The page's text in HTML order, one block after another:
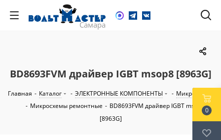
BD8693FVM драйвер IGBT msop8 [8963G]
Главная - Каталог - ЭЛЕКТРОННЫЕ КОМПОНЕНТЫ - Микросхемы
- Микросхемы ремонтные - BD8693FVM драйвер IGBT msop8
[8963G]
0